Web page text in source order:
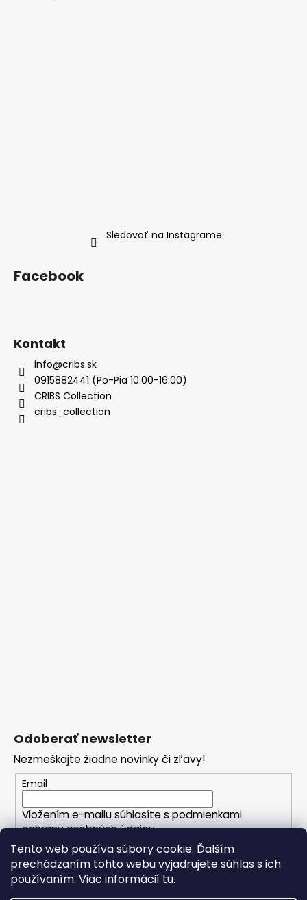
Tento web používa súbory cookie. Ďalším
prechádzaním tohto webu vyjadrujete súhlas s ich
používaním. Viac informácií tu.
Sledovať na Instagrame
Facebook
Kontakt
info@cribs.sk
0915882441 (Po-Pia 10:00-16:00)
CRIBS Collection
cribs_collection
Odoberať newsletter
Nezmeškajte žiadne novinky či zľavy!
Email
Vložením e-mailu súhlasíte spodmienkami
ochrany osobných údajov
PRIHLÁSIŤ SA